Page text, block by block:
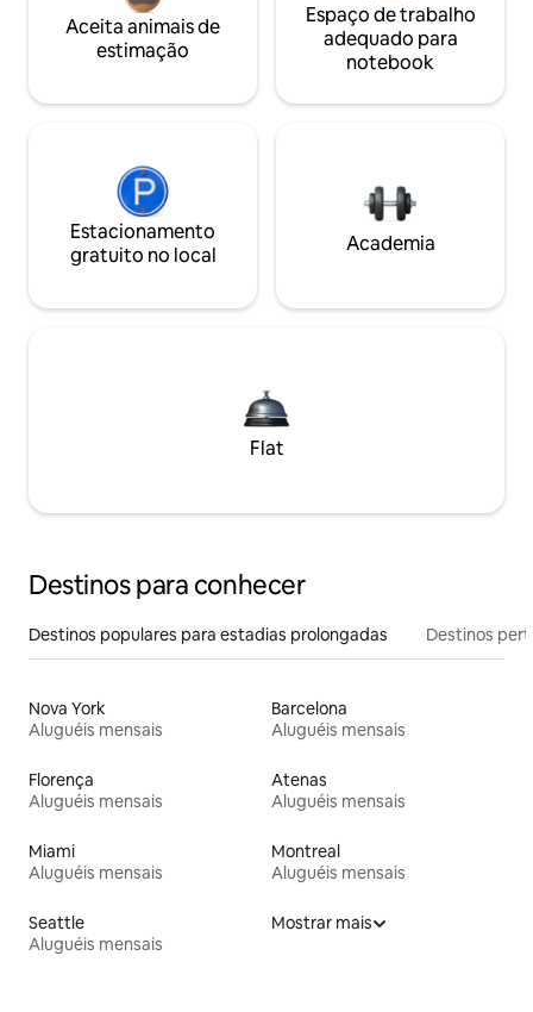
Aceita animais de
estimação
Espaço de trabalho
adequado para
notebook
Estacionamento
gratuito no local
Academia
Flat
Destinos para conhecer
Destinos populares para estadias prolongadas Destinos
Nova York
Aluguéis mensais
Barcelona
Aluguéis mensais
Florença
Aluguéis mensais
Atenas
Aluguéis mensais
Miami
Aluguéis mensais
Montreal
Aluguéis mensais
Seattle
Aluguéis mensais
Mostrar mais